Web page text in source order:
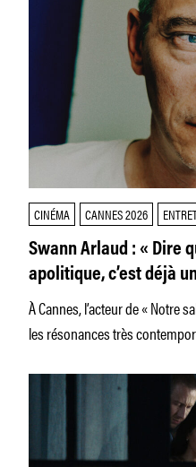
CINÉMA CANNES 2026
Swann Arlaud : « Dire
apolitique, c’est déjà
À Cannes, l’acteur de « Notre
les résonances très